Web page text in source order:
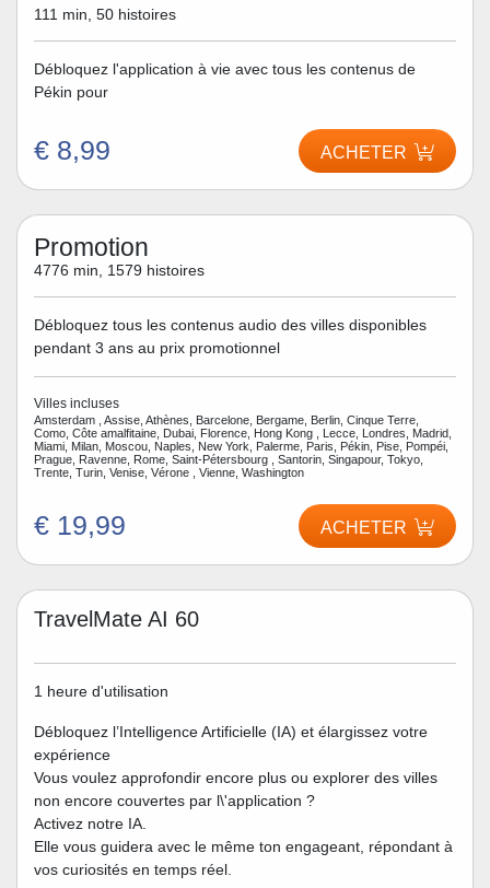
111 min, 50 histoires
Débloquez l'application à vie avec tous les contenus de
Pékin pour
€ 8,99 ACHETER
Promotion
4776 min, 1579 histoires
Débloquez tous les contenus audio des villes disponibles
pendant 3 ans au prix promotionnel
Villes incluses
Amsterdam , Assise, Athènes, Barcelone, Bergame, Berlin, Cinque Terre,
Como, Côte amalfitaine, Dubai, Florence, Hong Kong , Lecce, Londres, Madrid,
Miami, Milan, Moscou, Naples, New York, Palerme, Paris, Pékin, Pise, Pompéi,
Prague, Ravenne, Rome, Saint-Pétersbourg , Santorin, Singapour, Tokyo,
Trente, Turin, Venise, Vérone , Vienne, Washington
€ 19,99 ACHETER
TravelMate AI 60
1 heure d'utilisation
Débloquez l’Intelligence Artificielle (IA) et élargissez votre
expérience
Vous voulez approfondir encore plus ou explorer des villes
non encore couvertes par l\'application ?
Activez notre IA.
Elle vous guidera avec le même ton engageant, répondant à
vos curiosités en temps réel.